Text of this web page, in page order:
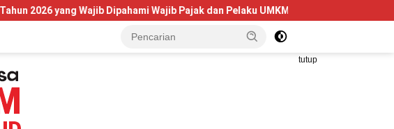
yang Wajib Dipahami Wajib Pajak dan Pelaku UMKM
tutup